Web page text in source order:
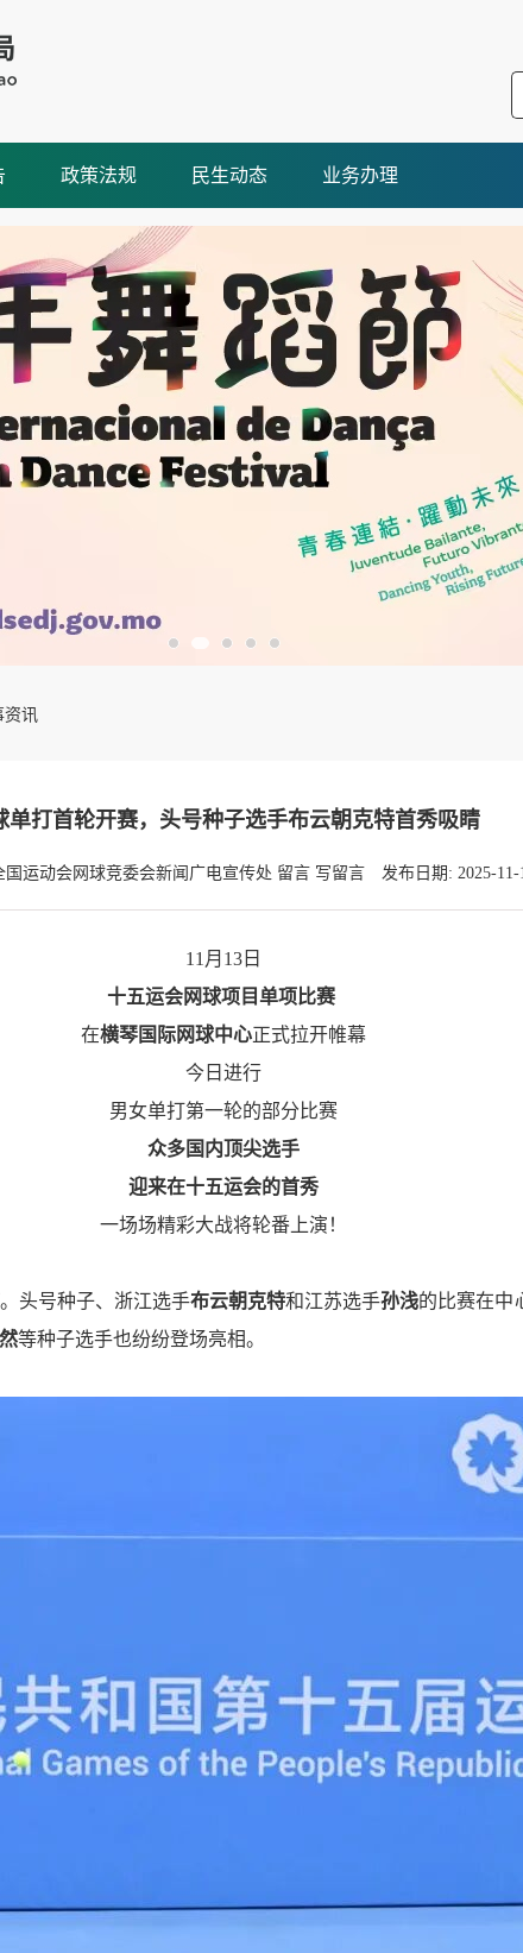
政策法规 民生动态 业务办理
资讯
单打首轮开赛，头号种子选手布云朝克特首秀吸睛
运动会网球竞委会新闻广电宣传处 留言 写留言 发布日期: 2025-11-
11月13日
十五运会网球项目单项比赛
在横琴国际网球中心正式拉开帷幕
今日进行
男女单打第一轮的部分比赛
众多国内顶尖选手
迎来在十五运会的首秀
一场场精彩大战将轮番上演！
头号种子、浙江选手布云朝克特和江苏选手孙浅的比赛在中
等种子选手也纷纷登场亮相。